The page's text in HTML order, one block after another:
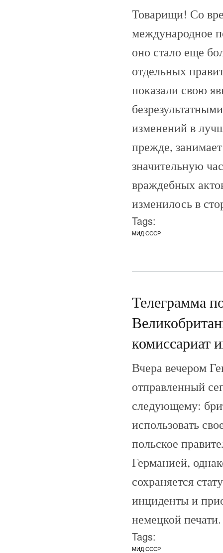
Товарищи! Со
международное
оно стало еще
отдельных
показали свою
изменений в
прежде,
значительную
враждебных
изменилось в
Tags:
МИД СССР
Телеграмма
комиссариат
Вчера вечером
отправленный
следующему:
использовать
польское
Германией,
сохраняется
инциденты и
немецкой печати.
Tags:
МИД СССР